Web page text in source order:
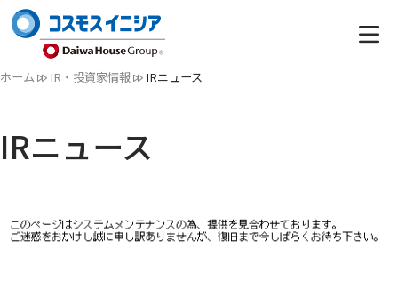
ホーム IR・投資家情報 IRニュース
IRニュース